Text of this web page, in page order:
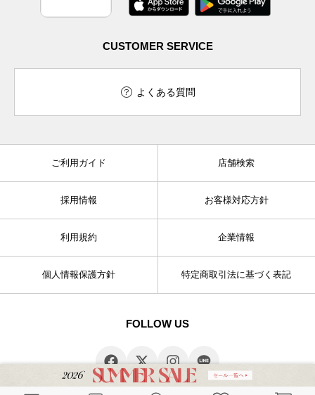
CUSTOMER SERVICE
よくある質問
ご利用ガイド 店舗検索
採用情報 お客様対応方針
利用規約 企業情報
個人情報保護方針 特定商取引法に基づく表記
FOLLOW US